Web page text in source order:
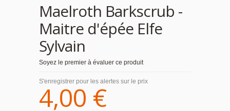
Maelroth Barkscrub -
Maitre d'épée Elfe
Sylvain
Soyez le premier à évaluer ce produit
S'enregistrer pour les alertes sur le prix
4,00 €